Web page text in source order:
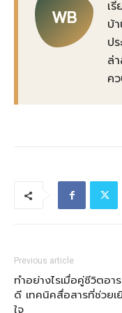
WB
เ
บ้
ป
ล่
ค
Previous article
ทำอย่างไรเมื่อคู่ชีวิตอ
ดี เทคนิคสื่อสารที่ช่วยเ
ใจ